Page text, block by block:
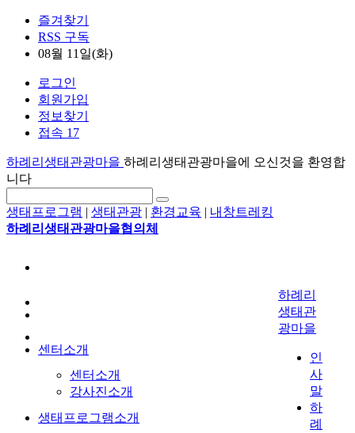
즐겨찾기
RSS 구독
08월 11일(화)
로그인
회원가입
정보찾기
접속 17
하례리생태관광마을 하례리생태관광마을에 오신것을 환영합
니다
생태프로그램 | 생태관광 | 환경교육 | 내창트레킹
하례리생태관광마을협의체
센터소개
센터소개
강사진소개
생태프로그램소개
하례리
생태관
광마을
인
사
말
하
례